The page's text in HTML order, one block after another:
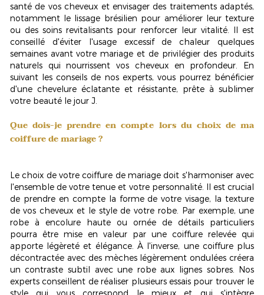
santé de vos cheveux et envisager des traitements adaptés,
notamment le lissage brésilien pour améliorer leur texture
ou des soins revitalisants pour renforcer leur vitalité. Il est
conseillé d'éviter l'usage excessif de chaleur quelques
semaines avant votre mariage et de privilégier des produits
naturels qui nourrissent vos cheveux en profondeur. En
suivant les conseils de nos experts, vous pourrez bénéficier
d'une chevelure éclatante et résistante, prête à sublimer
votre beauté le jour J.
Que dois-je prendre en compte lors du choix de ma
coiffure de mariage ?
Le choix de votre coiffure de mariage doit s'harmoniser avec
l'ensemble de votre tenue et votre personnalité. Il est crucial
de prendre en compte la forme de votre visage, la texture
de vos cheveux et le style de votre robe. Par exemple, une
robe à encolure haute ou ornée de détails particuliers
pourra être mise en valeur par une coiffure relevée qui
apporte légèreté et élégance. À l'inverse, une coiffure plus
décontractée avec des mèches légèrement ondulées créera
un contraste subtil avec une robe aux lignes sobres. Nos
experts conseillent de réaliser plusieurs essais pour trouver le
style qui vous correspond le mieux et qui s'intègre